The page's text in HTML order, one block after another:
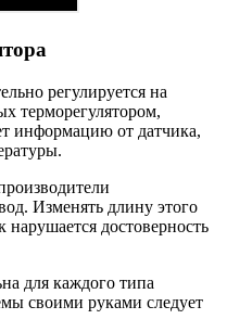
регулируется на
терморегулятором,
информацию от датчика,
Изменять длину этого
нарушается достоверность
для каждого типа
своими руками следует